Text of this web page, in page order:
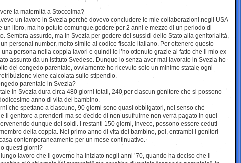
la maternità a Stoccolma?
un lavoro in Svezia perché dovevo concludere le mie collaborazioni negli USA
un libro, ma ho potuto comunque godere per 2 anni e mezzo di un periodo di
Sembra assurdo, ma in Svezia per godere dei sussidi dello Stato alla genitorialità,
personal number, molto simile al codice fiscale italiano. Per ottenere questo
persona nella coppia lavori e quindi io l’ho ottenuto grazie al fatto che il mio ex
assunto da un istituto Svedese. Dunque io senza aver mai lavorato in Svezia ho
del congedo parentale, ovviamente ho ricevuto solo un minimo statale ogni
viene calcolata sullo stipendio.
parentale in Svezia?
in Svezia dura circa 480 giorni totali, 240 per ciascun genitore che si possono
anno di vita del bambino.
che spettano a ciascuno, 90 giorni sono quasi obbligatori, nel senso che
il genitore a prenderli ma se decide di non usufruirne non verrà pagato in quel
dunque dei soldi. I restanti 150 giorni, invece, possono essere ceduti
della coppia. Nel primo anno di vita del bambino, poi, entrambi i genitori
contemporaneamente per un mese continuativo.
questi giorni?
lavoro che il governo ha iniziato negli anni ’70, quando ha deciso che il